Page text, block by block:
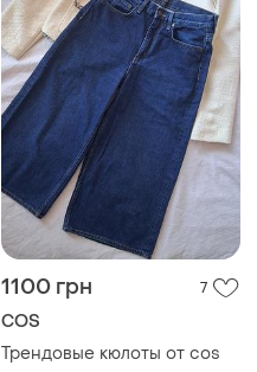
1100 грн 7
COS
Трендовые кюлоты от cos